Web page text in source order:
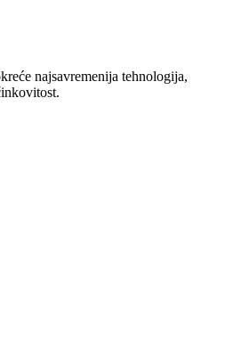
najsavremenija tehnologija,